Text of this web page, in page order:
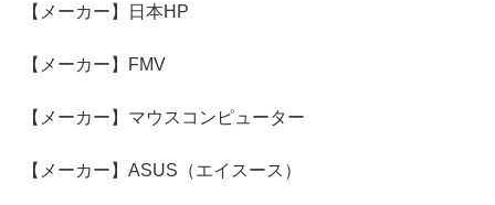
【メーカー】日本HP
【メーカー】FMV
【メーカー】マウスコンピューター
【メーカー】ASUS（エイスース）